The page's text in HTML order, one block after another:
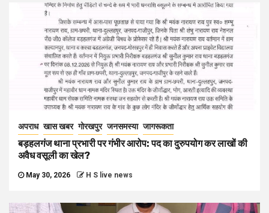
अपराध खास खबर गोरखपुर जनसमस्या जागरूकता
बड़हलगंज थाना प्रभारी पर गंभीर आरोप: पद का दुरुपयोग कर लाखों की
अवैध वसूली का खेल?
May 30, 2026 H S live news